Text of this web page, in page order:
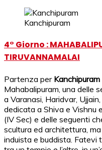
Kanchipuram
4° Giorno :
TIRUVANNAMALAI
Partenza per Kanchipuram
Mahabalipuram, una delle
a Varanasi, Haridvar,
dedicata a Shiva e Vishnu
(IV Sec) e delle seguenti
scultura ed architettura,
induista e buddista. Fatevi